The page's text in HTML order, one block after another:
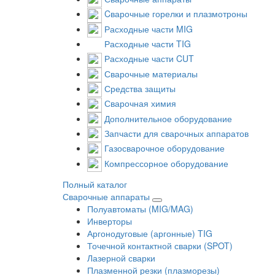
Cварочные горелки и плазмотроны
Расходные части MIG
Расходные части TIG
Расходные части CUT
Сварочные материалы
Средства защиты
Сварочная химия
Дополнительное оборудование
Запчасти для сварочных аппаратов
Газосварочное оборудование
Компрессорное оборудование
Полный каталог
Сварочные аппараты
Полуавтоматы (MIG/MAG)
Инверторы
Аргонодуговые (аргонные) TIG
Точечной контактной сварки (SPOT)
Лазерной сварки
Плазменной резки (плазморезы)